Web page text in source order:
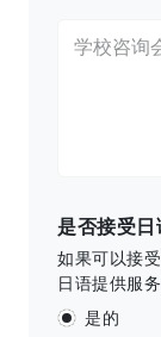
是否接受日
如果可以接
日语提供服
是的